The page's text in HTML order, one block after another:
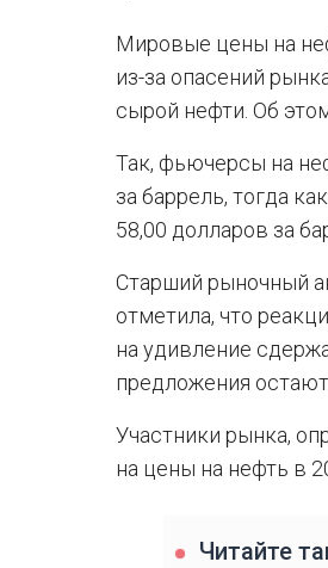
Мировые цены на
из-за опасений
сырой нефти. Об
Так, фьючерсы на
за баррель, тогда
58,00 долларов за
Старший рыночный
отметила, что
на удивление
предложения
Участники рынка,
на цены на нефть в
Читайте